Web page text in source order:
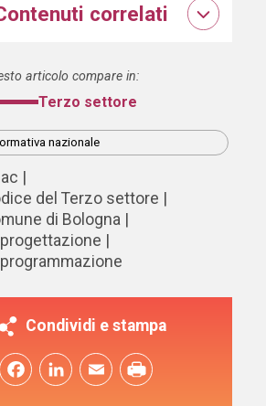
correlati
articolo compare in:
Terzo settore
nazionale
del Terzo settore
di Bologna
Condividi e stampa
LinkedInEmail